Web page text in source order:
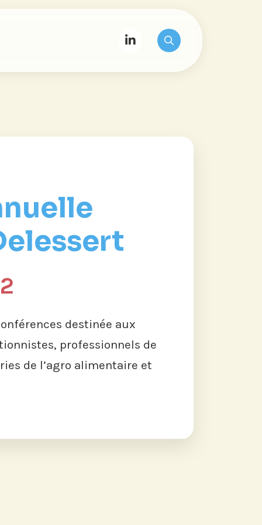
destinée aux
professionnels de
de l’agro alimentaire et